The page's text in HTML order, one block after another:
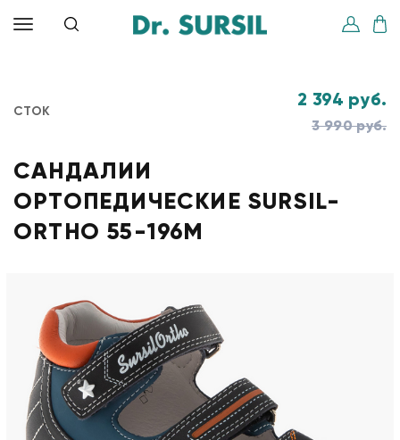
СТОК
2 394 руб.
3 990 руб.
САНДАЛИИ
ОРТОПЕДИЧЕСКИЕ SURSIL-
ORTHO 55-196M